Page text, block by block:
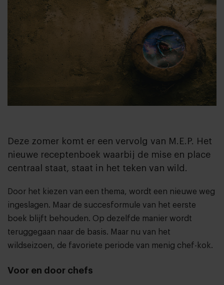
Deze zomer komt er een vervolg van M.E.P. Het
nieuwe receptenboek waarbij de mise en place
centraal staat, staat in het teken van wild.
Door het kiezen van een thema, wordt een nieuwe weg
ingeslagen. Maar de succesformule van het eerste
boek blijft behouden. Op dezelfde manier wordt
teruggegaan naar de basis. Maar nu van het
wildseizoen, de favoriete periode van menig chef-kok.
Voor en door chefs